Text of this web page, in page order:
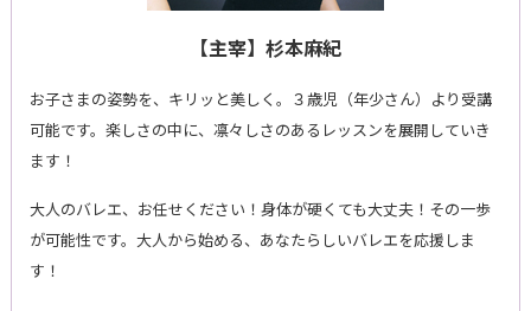
【主宰】杉本麻紀
お子さまの姿勢を、キリッと美しく。３歳児（年少さん）より受講
可能です。楽しさの中に、凛々しさのあるレッスンを展開していき
ます！
大人のバレエ、お任せください！身体が硬くても大丈夫！その一歩
が可能性です。大人から始める、あなたらしいバレエを応援しま
す！